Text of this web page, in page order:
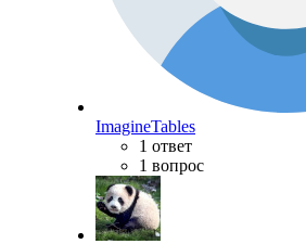
ImagineTables
1 ответ
1 вопрос